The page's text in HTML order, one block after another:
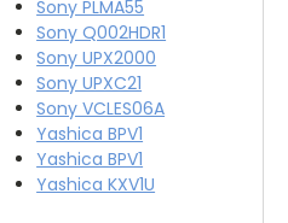
Sony PLMA55
Sony Q002HDR1
Sony UPX2000
Sony UPXC21
Sony VCLES06A
Yashica BPV1
Yashica BPV1
Yashica KXV1U